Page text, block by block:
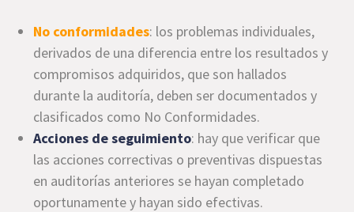
No conformidades: los problemas individuales,
derivados de una diferencia entre los resultados y
compromisos adquiridos, que son hallados
durante la auditoría, deben ser documentados y
clasificados como No Conformidades.
Acciones de seguimiento: hay que verificar que
las acciones correctivas o preventivas dispuestas
en auditorías anteriores se hayan completado
oportunamente y hayan sido efectivas.